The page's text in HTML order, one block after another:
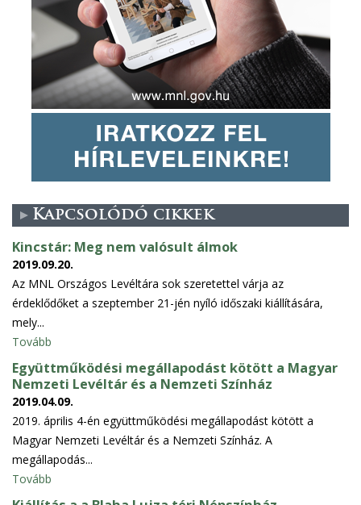
Kapcsolódó cikkek
Kincstár: Meg nem valósult álmok
2019.09.20.
Az MNL Országos Levéltára sok szeretettel várja az
érdeklődőket a szeptember 21-jén nyíló időszaki kiállítására,
mely...
Tovább
Együttműködési megállapodást kötött a Magyar
Nemzeti Levéltár és a Nemzeti Színház
2019.04.09.
2019. április 4-én együttműködési megállapodást kötött a
Magyar Nemzeti Levéltár és a Nemzeti Színház. A
megállapodás...
Tovább